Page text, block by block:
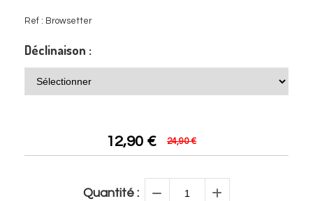
Ref : Browsetter
Déclinaison :
12,90 € 24,90 €
Quantité :